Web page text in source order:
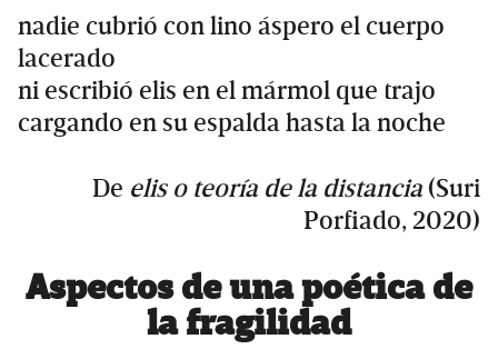
nadie cubrió con lino áspero el cuerpo
lacerado
ni escribió elis en el mármol que trajo
cargando en su espalda hasta la noche
De elis o teoría de la distancia (Suri
Porfiado, 2020)
Aspectos de una poética de
la fragilidad